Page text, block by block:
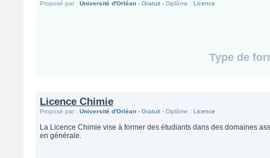
Proposé par : Université d'Orléan - Gratuit - Diplôme : Licence
Type de
Licence Chimie
Proposé par : Université d'Orléan - Gratuit - Diplôme : Licence
La Licence Chimie vise à former des étudiants dans des domaines
en générale.